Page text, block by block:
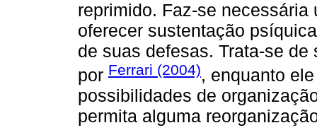
reprimido. Faz-se
oferecer sustentação
de suas defesas. Trata-se
por Ferrari (2004), enquanto
possibilidades de
permita alguma